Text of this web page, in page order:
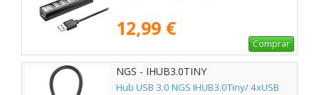
12,99 €
Comprar
NGS - IHUB3.0TINY
Hub USB 3.0 NGS IHUB3.0Tiny/ 4xUSB